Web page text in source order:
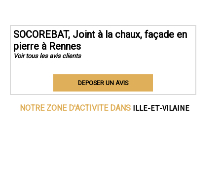
SOCOREBAT, Joint à la chaux, façade en
pierre à Rennes
Voir tous les avis clients
DEPOSER UN AVIS
NOTRE ZONE D'ACTIVITE DANS ILLE-ET-VILAINE